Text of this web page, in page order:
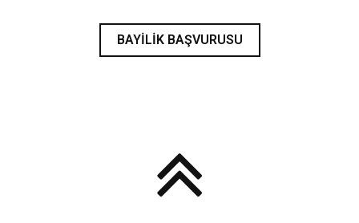
BAYILIK BAŞVURUSU